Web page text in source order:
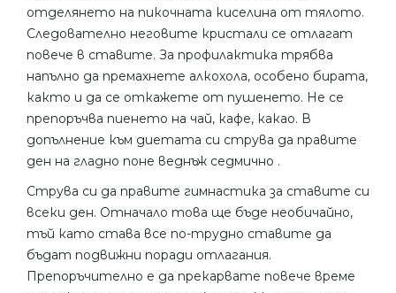
отделянето на пикочната киселина от тялото.
Следователно неговите кристали се отлагат
повече в ставите. За профилактика трябва
напълно да премахнете алкохола, особено бирата,
както и да се откажете от пушенето. Не се
препоръчва пиенето на чай, кафе, какао. В
допълнение към диетата си струва да правите
ден на гладно поне веднъж седмично .
Струва си да правите гимнастика за ставите си
всеки ден. Отначало това ще бъде необичайно,
тъй като става все по-трудно ставите да
бъдат подвижни поради отлагания.
Препоръчително е да прекарвате повече време